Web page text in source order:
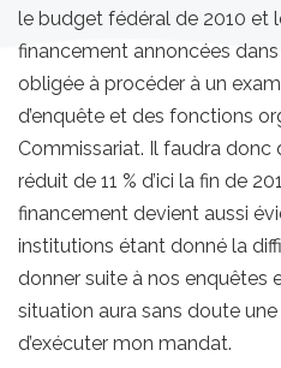
le budget fédéral de 2010 et
financement annoncées
obligée à procéder à un
d’enquête et des fonctions
Commissariat. Il faudra donc
réduit de 11 % d’ici la fin de
financement devient aussi
institutions étant donné la
donner suite à nos enquêtes
situation aura sans doute
d’exécuter mon mandat.